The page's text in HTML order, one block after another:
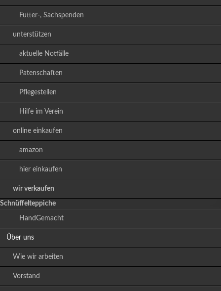
Futter-, Sachspenden
unterstützen
aktuelle Notfälle
Patenschaften
Pflegestellen
Hilfe im Verein
online einkaufen
amazon
hier einkaufen
wir verkaufen
Schnüffelteppiche
HandGemacht
Über uns
Wie wir arbeiten
Vorstand